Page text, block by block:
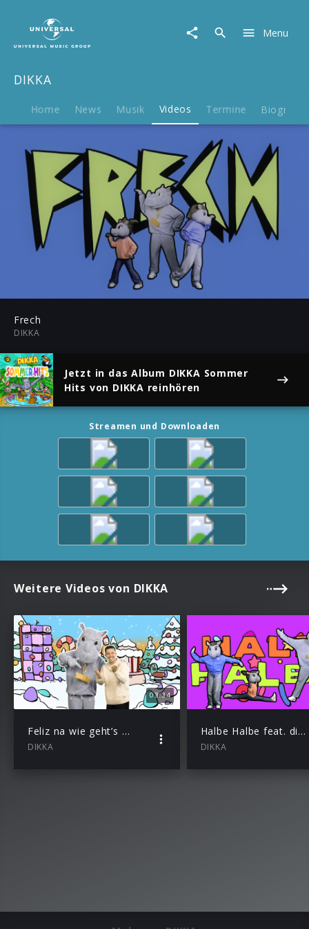
Menu
DIKKA
Home News Musik Videos Termine Biografie
Play
02:31
Mute
Play
Frech
DIKKA
Jetzt in das Album DIKKA Sommer
Hits von DIKKA reinhören
Streamen und Downloaden
Weitere Videos von DIKKA
03:34
Feliz na wie geht’s feat. Santi
DIKKA
Halbe Halbe feat. dikki
DIKKA